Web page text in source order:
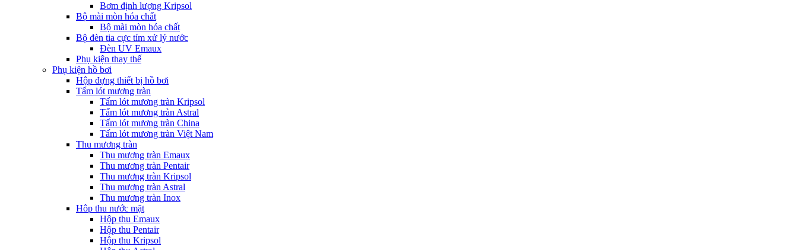
Bơm định lượng Kripsol
Bộ mài mòn hóa chất
Bộ mài mòn hóa chất
Bộ đèn tia cực tím xử lý nước
Đèn UV Emaux
Phụ kiện thay thế
Phụ kiện hồ bơi
Hộp đựng thiết bị hồ bơi
Tấm lót mương tràn
Tấm lót mương tràn Kripsol
Tấm lót mương tràn Astral
Tấm lót mương tràn China
Tấm lót mương tràn Việt Nam
Thu mương tràn
Thu mương tràn Emaux
Thu mương tràn Pentair
Thu mương tràn Kripsol
Thu mương tràn Astral
Thu mương tràn Inox
Hôp thu nước mặt
Hộp thu Emaux
Hộp thu Pentair
Hộp thu Kripsol